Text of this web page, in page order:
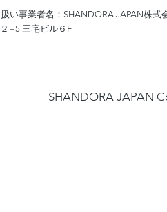
い事業者名：SHANDORA JAPAN株式
−5 三宅ビル６F
​SHANDORA JAPAN